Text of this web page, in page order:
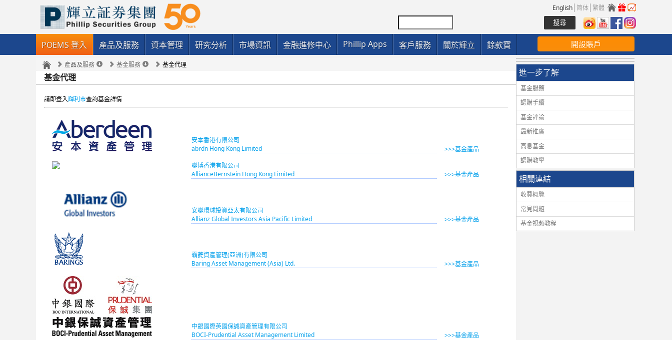
English 简体 繁體
POEMS 登入 產品及服務 資本管理 研究分析 市場資訊 金融進修中心 Phillip Apps 客戶服務 關於輝立 餘款寶 開設賬戶
產品及服務 基金服務 基金代理
基金代理
請即登入輝利市查詢基金詳情
安本香港有限公司
abrdn Hong Kong Limited
>>>基金產品
聯博香港有限公司
AllianceBernstein Hong Kong Limited
>>>基金產品
安聯環球投資亞太有限公司
Allianz Global Investors Asia Pacific Limited
>>>基金產品
霸菱資產管理(亞洲)有限公司
Baring Asset Management (Asia) Ltd.
>>>基金產品
中銀國際英國保誠資產管理有限公司
BOCI-Prudential Asset Management Limited
>>>基金產品
進一步了解
基金服務
認購手續
基金評論
最新推廣
高息基金
認購教學
相關連結
收費概覽
常見問題
基金視頻教程